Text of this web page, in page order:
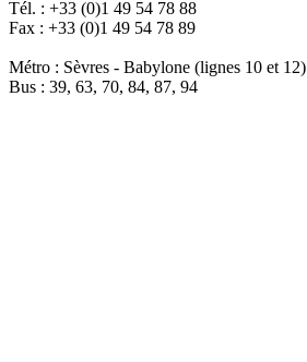
Tél. : +33 (0)1 49 54 78 88
Fax : +33 (0)1 49 54 78 89
Métro : Sèvres - Babylone (lignes 10 et 12)
Bus : 39, 63, 70, 84, 87, 94